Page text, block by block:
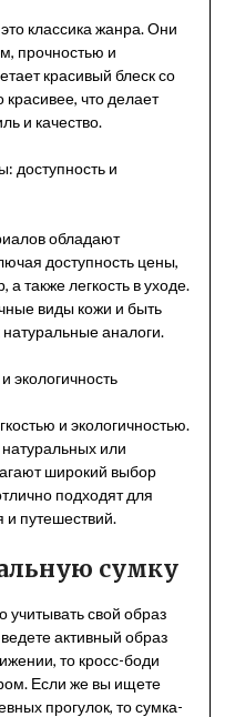
классика жанра. Они
прочностью и
красивый блеск со
что делает
и качество.
доступность и
обладают
доступность цены,
а также легкость в уходе.
виды кожи и быть
аналоги.
экологичность
и экологичностью.
или
широкий выбор
подходят для
и путешествий.
сумку
свой образ
активный образ
то кросс-боди
Если же вы ищете
прогулок, то сумка-